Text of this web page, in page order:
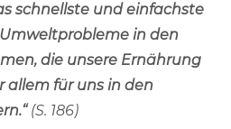
schnellste und einfachste
in den
die unsere Ernährung
allem für uns in den
(S. 186)